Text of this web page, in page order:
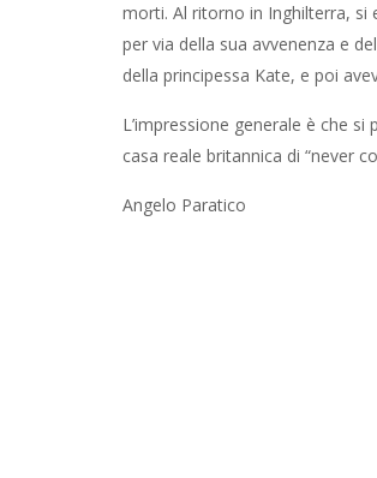
morti. Al ritorno in Inghilterra, si
per via della sua avvenenza e
della principessa Kate, e poi
L’impressione generale è che
casa reale britannica di “never
Angelo Paratico